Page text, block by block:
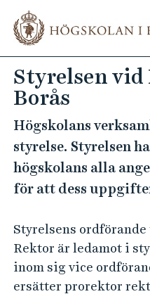
Styrelsen vid
Borås
Högskolans
styrelse. Styrelsen
högskolans alla
för att dess
Styrelsens
Rektor är ledamot i
inom sig vice
ersätter prorektor